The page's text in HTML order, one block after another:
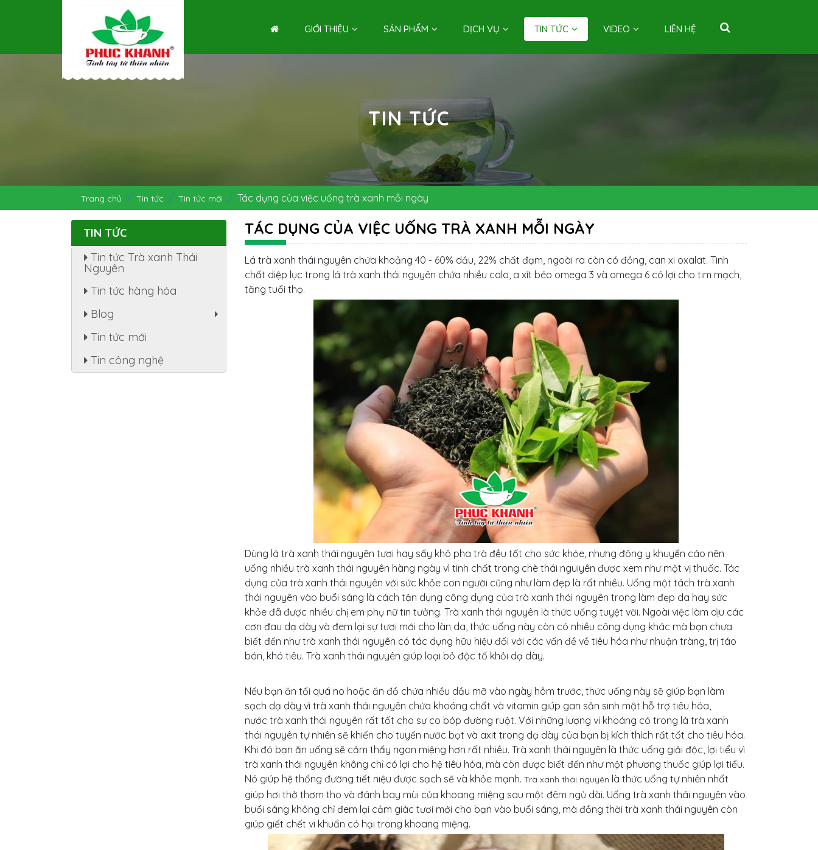
GIỚI THIỆU SẢN PHẨM DỊCH VỤ TIN TỨC VIDEO LIÊN HỆ
TIN TỨC
Trang chủ Tin tức Tin tức mới Tác dụng của việc uống trà xanh mỗi ngày
TÁC DỤNG CỦA VIỆC UỐNG TRÀ XANH MỖI NGÀY
Lá trà xanh thái nguyên chứa khoảng 40 - 60% dầu, 22% chất đạm, ngoài ra còn có đồng, can xi oxalat. Tinh
chất diệp lục trong lá trà xanh thái nguyên chứa nhiều calo, a xít béo omega 3 và omega 6 có lợi cho tim mạch,
tăng tuổi thọ.
Dùng lá trà xanh thái nguyên tươi hay sấy khô pha trà đều tốt cho sức khỏe, nhưng đông y khuyến cáo nên
uống nhiều trà xanh thái nguyên hàng ngày vì tinh chất trong chè thái nguiyên được xem như một vị thuốc. Tác
dụng của trà xanh thái nguyên với sức khỏe con người cũng như làm đẹp là rất nhiều. Uống một tách trà xanh
thái nguyên vào buổi sáng là cách tận dụng công dụng của trà xanh thái nguyên trong làm đẹp da hay sức
khỏe đã được nhiều chị em phụ nữ tin tưởng. Trà xanh thái nguyên là thức uống tuyệt vời. Ngoài việc làm dịu các
cơn đau dạ dày và đem lại sự tươi mới cho làn da, thức uống này còn có nhiều công dụng khác mà bạn chưa
biết đến như trà xanh thái nguyên có tác dụng hữu hiệu đối với các vấn đề về tiêu hóa như nhuận tràng, trị táo
bón, khó tiêu. Trà xanh thái nguyên giúp loại bỏ độc tố khỏi dạ dày.
Nếu bạn ăn tối quá no hoặc ăn đồ chứa nhiều dầu mỡ vào ngày hôm trước, thức uống này sẽ giúp bạn làm
sạch dạ dày vì trà xanh thái nguyên chứa khoáng chất và vitamin giúp gan sản sinh mật hỗ trợ tiêu hóa,
nước trà xanh thái nguyên rất tốt cho sự co bóp đường ruột. Với những lượng vi khoáng có trong lá trà xanh
thái nguyên tự nhiên sẽ khiến cho tuyến nước bọt và axit trong dạ dày của bạn bị kích thích rất tốt cho tiêu hóa.
Khi đó bạn ăn uống sẽ cảm thấy ngon miệng hơn rất nhiều. Trà xanh thái nguyên là thức uống giải độc, lợi tiểu vì
trà xanh thái nguyên không chỉ có lợi cho hệ tiêu hóa, mà còn được biết đến như một phương thuốc giúp lợi tiểu.
Nó giúp hệ thống đường tiết niệu được sạch sẽ và khỏe mạnh. Trà xanh thái nguyên là thức uống tự nhiên nhất
giúp hơi thở thơm tho và đánh bay mùi của khoang miệng sau một đêm ngủ dài. Uống trà xanh thái nguyên vào
buổi sáng không chỉ đem lại cảm giác tươi mới cho bạn vào buổi sáng, mà đồng thời trà xanh thái nguyên còn
giúp giết chết vi khuẩn có hại trong khoang miệng.
TIN TỨC
Tin tức Trà xanh Thái
Nguyên
Tin tức hàng hóa
Blog
Tin tức mới
Tin công nghệ